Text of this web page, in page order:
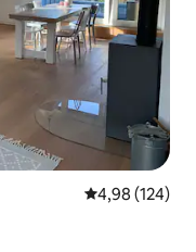
Просечна
4,98 (124)